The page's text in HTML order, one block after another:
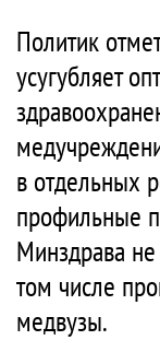
Политик
усугубляет
в отдельных
профильные
Минздрава не
том числе
медвузы.